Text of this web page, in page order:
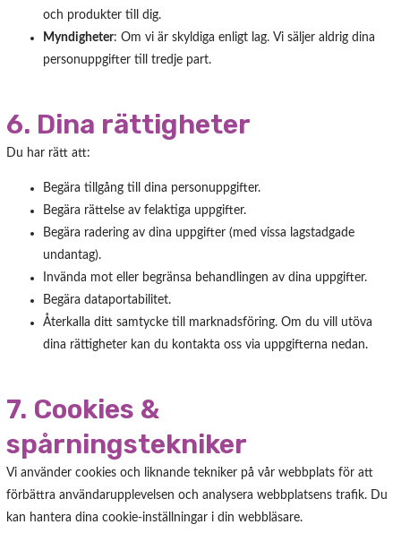
och produkter till dig.
Myndigheter: Om vi är skyldiga enligt lag. Vi säljer aldrig dina
personuppgifter till tredje part.
6. Dina rättigheter
Du har rätt att:
Begära tillgång till dina personuppgifter.
Begära rättelse av felaktiga uppgifter.
Begära radering av dina uppgifter (med vissa lagstadgade
undantag).
Invända mot eller begränsa behandlingen av dina uppgifter.
Begära dataportabilitet.
Återkalla ditt samtycke till marknadsföring. Om du vill utöva
dina rättigheter kan du kontakta oss via uppgifterna nedan.
7. Cookies &
spårningstekniker
Vi använder cookies och liknande tekniker på vår webbplats för att
förbättra användarupplevelsen och analysera webbplatsens trafik. Du
kan hantera dina cookie-inställningar i din webbläsare.